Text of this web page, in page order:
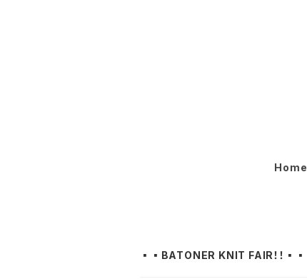
Home
▪️▪️BATONER KNIT FAIR！！▪️▪️